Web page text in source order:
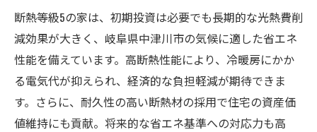
断熱等級5の家は、初期投資は必要でも長期的な光熱費削
減効果が大きく、岐阜県中津川市の気候に適した省エネ
性能を備えています。高断熱性能により、冷暖房にかか
る電気代が抑えられ、経済的な負担軽減が期待できま
す。さらに、耐久性の高い断熱材の採用で住宅の資産価
値維持にも貢献。将来的な省エネ基準への対応力も高